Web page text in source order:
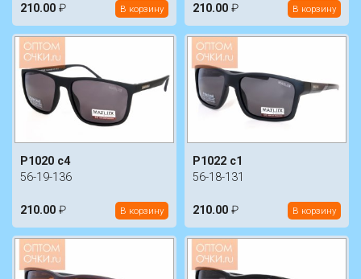
210.00 ₽ В корзину 210.00 ₽ В корзину
P1020 c4
56-19-136
210.00 ₽ В корзину
P1022 c1
56-18-131
210.00 ₽ В корзину